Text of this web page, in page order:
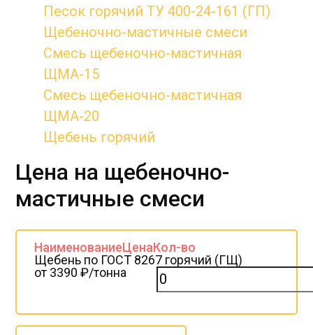
Песок горячий ТУ 400-24-161 (ГП)
Щебеночно-мастичные смеси
Смесь щебеночно-мастичная
ЩМА-15
Смесь щебеночно-мастичная
ЩМА-20
Щебень горячий
Цена на щебеночно-
мастичные смеси
НаименованиеЦенаКол-во
Щебень по ГОСТ 8267 горячий (ГЩ)
от 3390 ₽/тонна